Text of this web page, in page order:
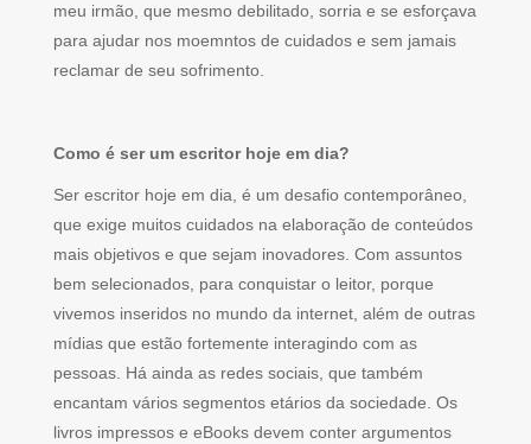
meu irmão, que mesmo debilitado, sorria e se esforçava
para ajudar nos moemntos de cuidados e sem jamais
reclamar de seu sofrimento.
Como é ser um escritor hoje em dia?
Ser escritor hoje em dia, é um desafio contemporâneo,
que exige muitos cuidados na elaboração de conteúdos
mais objetivos e que sejam inovadores. Com assuntos
bem selecionados, para conquistar o leitor, porque
vivemos inseridos no mundo da internet, além de outras
mídias que estão fortemente interagindo com as
pessoas. Há ainda as redes sociais, que também
encantam vários segmentos etários da sociedade. Os
livros impressos e eBooks devem conter argumentos